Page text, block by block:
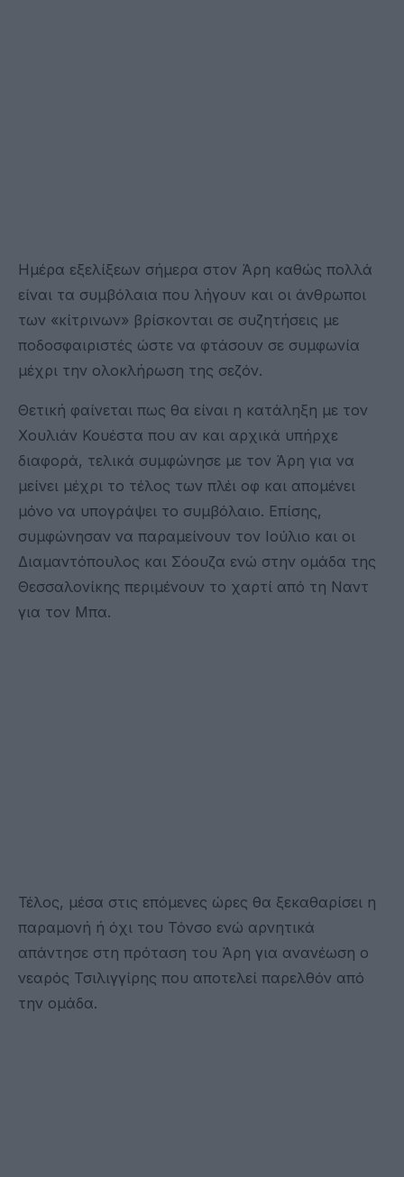
Ημέρα εξελίξεων σήμερα στον Άρη καθώς πολλά
είναι τα συμβόλαια που λήγουν και οι άνθρωποι
των «κίτρινων» βρίσκονται σε συζητήσεις με
ποδοσφαιριστές ώστε να φτάσουν σε συμφωνία
μέχρι την ολοκλήρωση της σεζόν.
Θετική φαίνεται πως θα είναι η κατάληξη με τον
Χουλιάν Κουέστα που αν και αρχικά υπήρχε
διαφορά, τελικά συμφώνησε με τον Άρη για να
μείνει μέχρι το τέλος των πλέι οφ και απομένει
μόνο να υπογράψει το συμβόλαιο. Επίσης,
συμφώνησαν να παραμείνουν τον Ιούλιο και οι
Διαμαντόπουλος και Σόουζα ενώ στην ομάδα της
Θεσσαλονίκης περιμένουν το χαρτί από τη Ναντ
για τον Μπα.
Τέλος, μέσα στις επόμενες ώρες θα ξεκαθαρίσει η
παραμονή ή όχι του Τόνσο ενώ αρνητικά
απάντησε στη πρόταση του Άρη για ανανέωση ο
νεαρός Τσιλιγγίρης που αποτελεί παρελθόν από
την ομάδα.